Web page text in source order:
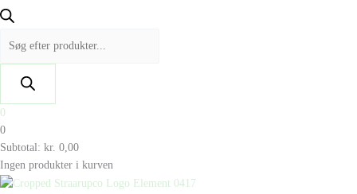
0
0
Subtotal: kr. 0,00
Ingen produkter i kurven